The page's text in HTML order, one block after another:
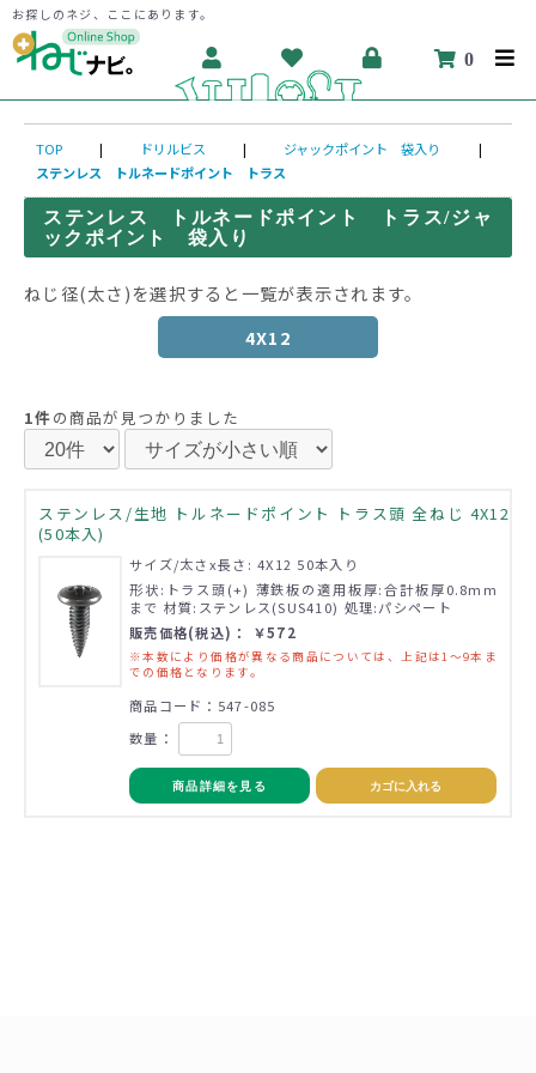
お探しのネジ、ここにあります。
0
TOP | ドリルビス | ジャックポイント 袋入り
|
ステンレス トルネードポイント トラス
ステンレス トルネードポイント トラス/ジャ
ックポイント 袋入り
ねじ径(太さ)を選択すると一覧が表示されます。
4X12
1件の商品が見つかりました
ステンレス/生地 トルネードポイント トラス頭 全ねじ 4X12
(50本入)
サイズ/太さx長さ: 4X12 50本入り
形状:トラス頭(+) 薄鉄板の適用板厚:合計板厚0.8mm
まで 材質:ステンレス(SUS410) 処理:パシペート
販売価格(税込)： ￥572
※本数により価格が異なる商品については、上記は1～9本ま
での価格となります。
商品コード：547-085
数量：
商品詳細を見る カゴに入れる